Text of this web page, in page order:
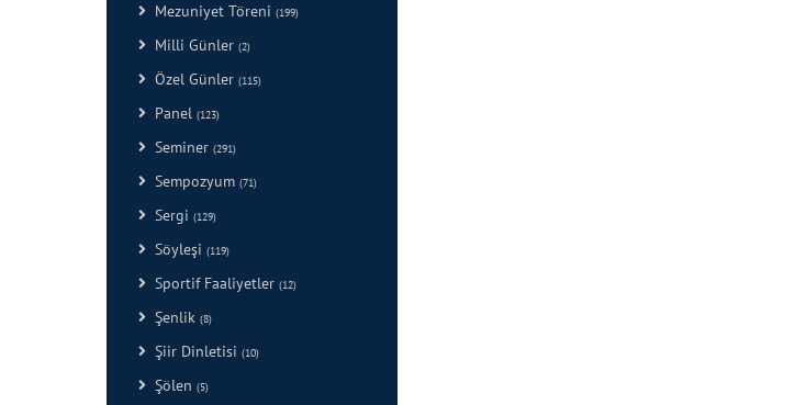
Mezuniyet Töreni (199)
Milli Günler (2)
Özel Günler (115)
Panel (123)
Seminer (291)
Sempozyum (71)
Sergi (129)
Söyleşi (119)
Sportif Faaliyetler (12)
Şenlik (8)
Şiir Dinletisi (10)
Şölen (5)